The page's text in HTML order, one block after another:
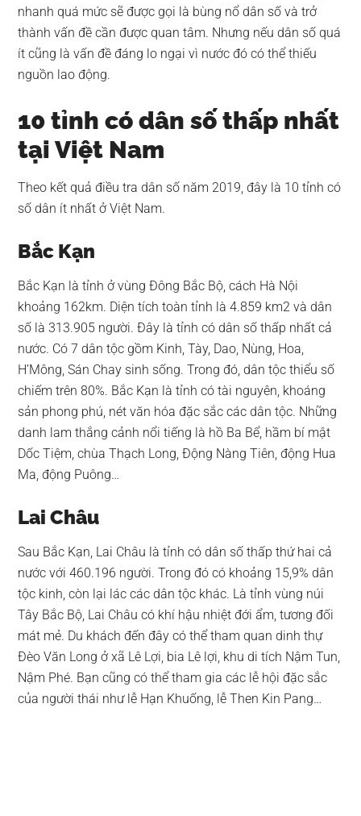
nhanh quá mức sẽ được gọi là bùng nổ dân số và trở
thành vấn đề cần được quan tâm. Nhưng nếu dân số quá
ít cũng là vấn đề đáng lo ngại vì nước đó có thể thiếu
nguồn lao động.
10 tỉnh có dân số thấp nhất
tại Việt Nam
Theo kết quả điều tra dân số năm 2019, đây là 10 tỉnh có
số dân ít nhất ở Việt Nam.
Bắc Kạn
Bắc Kạn là tỉnh ở vùng Đông Bắc Bộ, cách Hà Nội
khoảng 162km. Diện tích toàn tỉnh là 4.859 km2 và dân
số là 313.905 người. Đây là tỉnh có dân số thấp nhất cả
nước. Có 7 dân tộc gồm Kinh, Tày, Dao, Nùng, Hoa,
H’Mông, Sán Chay sinh sống. Trong đó, dân tộc thiểu số
chiếm trên 80%. Bắc Kạn là tỉnh có tài nguyên, khoáng
sản phong phú, nét văn hóa đặc sắc các dân tộc. Những
danh lam thắng cảnh nổi tiếng là hồ Ba Bể, hầm bí mật
Dốc Tiệm, chùa Thạch Long, Động Nàng Tiên, động Hua
Ma, động Puông…
Lai Châu
Sau Bắc Kạn, Lai Châu là tỉnh có dân số thấp thứ hai cả
nước với 460.196 người. Trong đó có khoảng 15,9% dân
tộc kinh, còn lại lác các dân tộc khác. Là tỉnh vùng núi
Tây Bắc Bộ, Lai Châu có khí hậu nhiệt đới ẩm, tương đối
mát mẻ. Du khách đến đây có thể tham quan dinh thự
Đèo Văn Long ở xã Lê Lợi, bia Lê lợi, khu di tích Nậm Tun,
Nậm Phé. Bạn cũng có thể tham gia các lễ hội đặc sắc
của người thái như lễ Hạn Khuống, lễ Then Kin Pang…